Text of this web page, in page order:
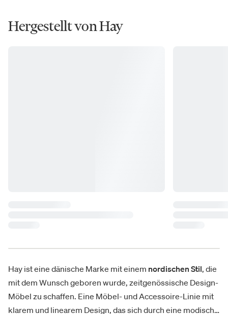
Hergestellt von Hay
Hay ist eine dänische Marke mit einem nordischen Stil, die
mit dem Wunsch geboren wurde, zeitgenössische Design-
Möbel zu schaffen. Eine Möbel- und Accessoire-Linie mit
klarem und linearem Design, das sich durch eine modische